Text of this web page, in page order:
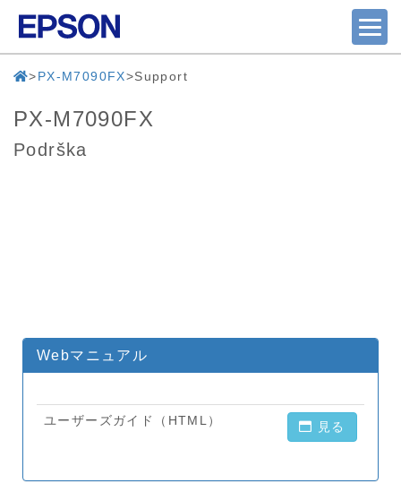
PX-M7090FX Support
PX-M7090FX
Podrška